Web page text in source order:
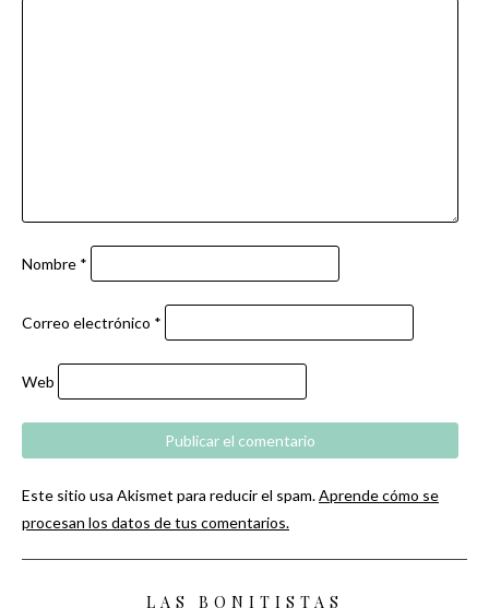
Nombre *
Correo electrónico *
Web
Este sitio usa Akismet para reducir el spam.Aprende cómo se
procesan los datos de tus comentarios.
LAS BONITISTAS